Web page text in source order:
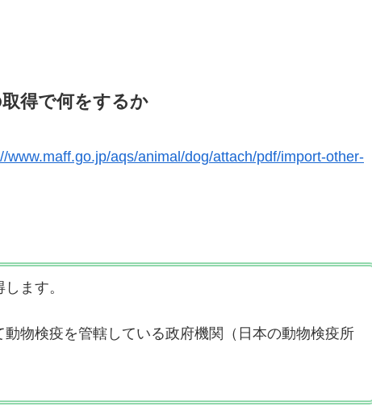
得で何をするか
www.maff.go.jp/aqs/animal/dog/attach/pdf/import-other-
ます。
物検疫を管轄している政府機関（日本の動物検疫所